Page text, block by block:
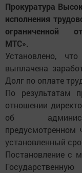
Прокуратура
исполнения
ограниченной
МТС».
Установлено,
выплачена
Долг по оплате
По результатам
отношении
об
установленный
Постановление с